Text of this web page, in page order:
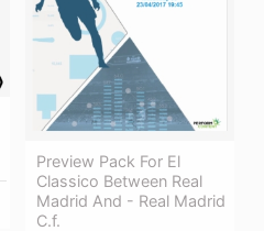
Preview Pack For El
Classico Between Real
Madrid And - Real Madrid
C.f.